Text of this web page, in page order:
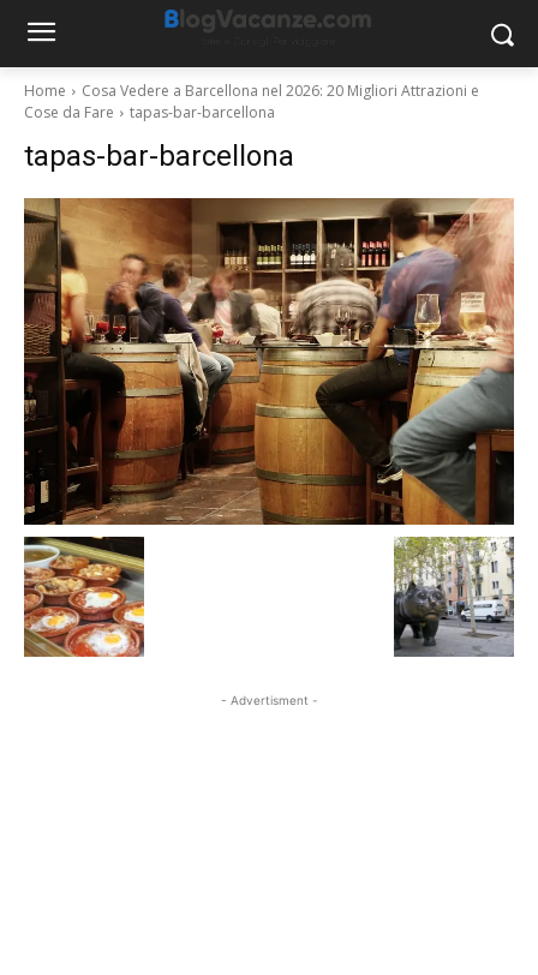
Home
Cosa Vedere a Barcellona nel 2026: 20 Migliori Attrazioni e
Cose da Fare
tapas-bar-barcellona
tapas-bar-barcellona
- Advertisment -